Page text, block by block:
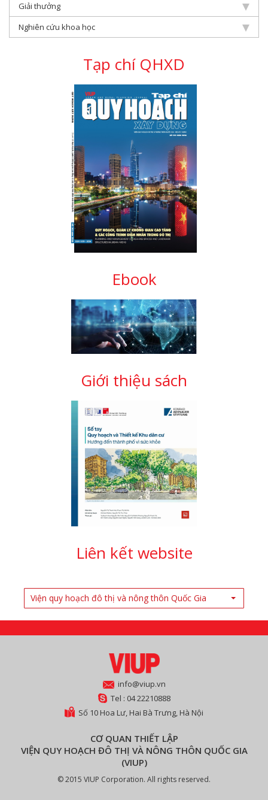
Giải thưởng
Nghiên cứu khoa học
Tạp chí QHXD
Ebook
Giới thiệu sách
Liên kết website
Viện quy hoạch đô thị và nông thôn Quốc Gia
info@viup.vn
Tel : 04 22210888
Số 10 Hoa Lư, Hai Bà Trưng, Hà Nội
CƠ QUAN THIẾT LẬP
VIỆN QUY HOẠCH ĐÔ THỊ VÀ NÔNG THÔN QUỐC GIA
(VIUP)
© 2015 VIUP Corporation. All rights reserved.